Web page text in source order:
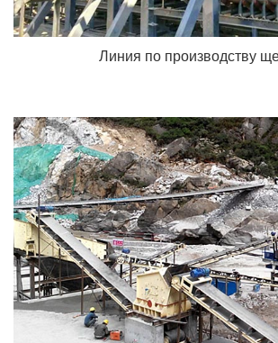
Линия по производству